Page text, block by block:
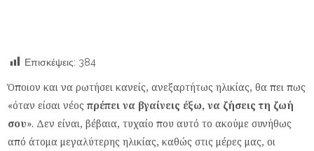
Επισκέψεις: 384
Όποιον και να ρωτήσει κανείς, ανεξαρτήτως ηλικίας, θα πει πως
«όταν είσαι νέοςπρέπει να βγαίνεις έξω, να ζήσεις τη ζωή
σου». Δεν είναι, βέβαια, τυχαίο που αυτό το ακούμε συνήθως
από άτομα μεγαλύτερης ηλικίας, καθώς στις μέρες μας, οι